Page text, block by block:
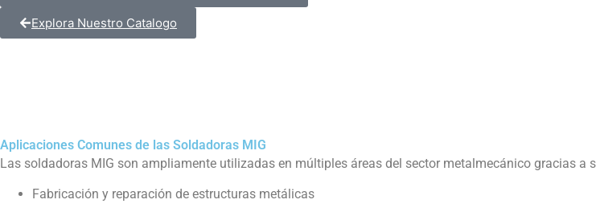
Explora Nuestro Catalogo
Aplicaciones Comunes de las Soldadoras MIG
Las soldadoras MIG son ampliamente utilizadas en múltiples áreas del sector metalmecánico gracias a
Fabricación y reparación de estructuras metálicas